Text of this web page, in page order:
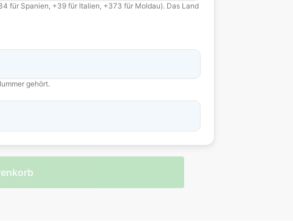
für Spanien, +39 für Italien, +373 für Moldau). Das Land
gehört.